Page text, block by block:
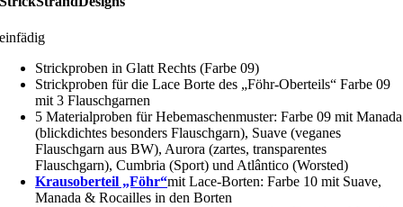
einfädig
Strickproben in Glatt Rechts (Farbe 09)
Strickproben für die Lace Borte des „Föhr-Oberteils“ Farbe 09
mit 3 Flauschgarnen
5 Materialproben für Hebemaschenmuster: Farbe 09 mit Manada
(blickdichtes besonders Flauschgarn), Suave (veganes
Flauschgarn aus BW), Aurora (zartes, transparentes
Flauschgarn), Cumbria (Sport) und Atlântico (Worsted)
Krausoberteil „Föhr“mit Lace-Borten: Farbe 10 mit Suave,
Manada & Rocailles in den Borten